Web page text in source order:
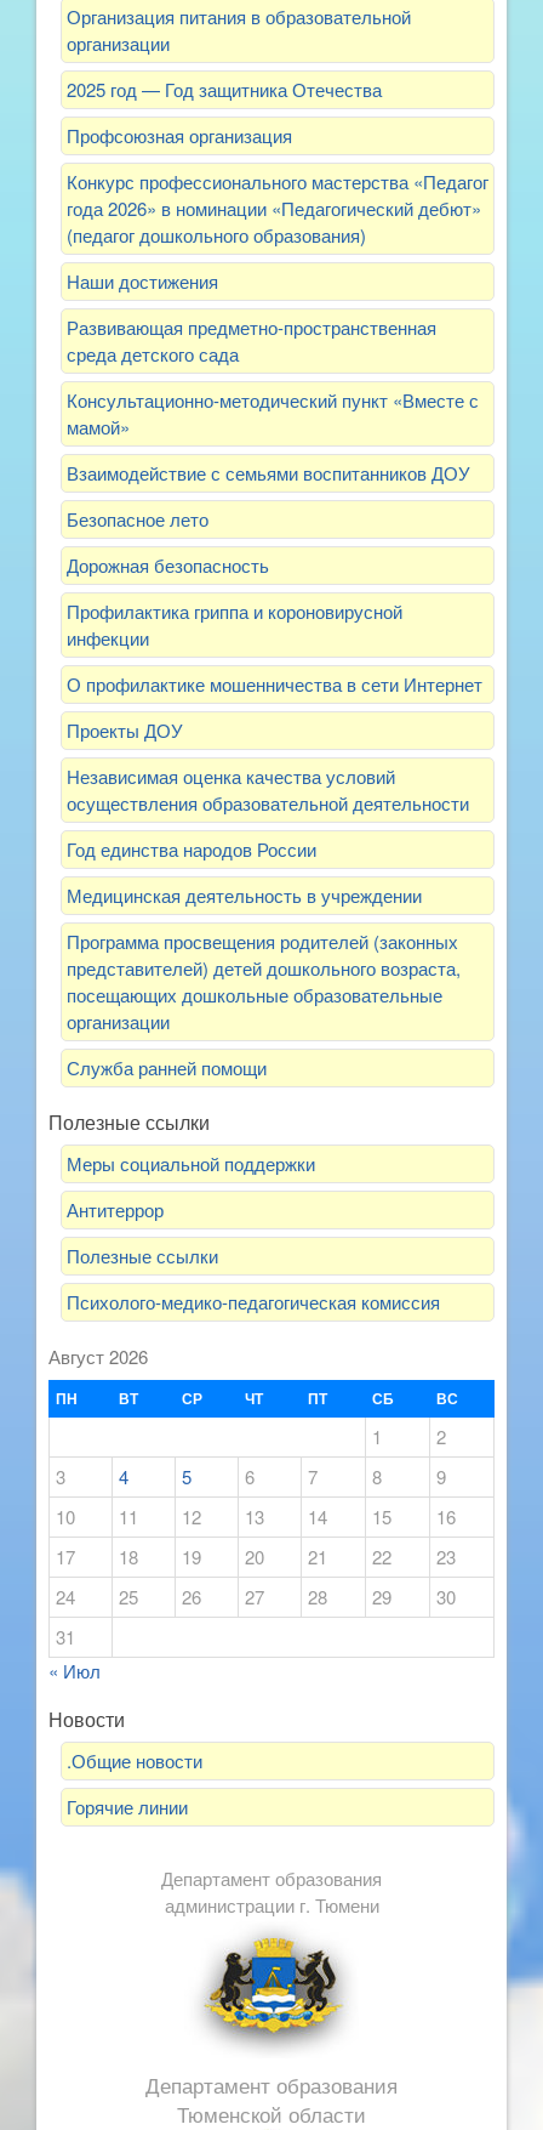
Организация питания в образовательной
организации
2025 год — Год защитника Отечества
Профсоюзная организация
Конкурс профессионального мастерства «Педагог
года 2026» в номинации «Педагогический дебют»
(педагог дошкольного образования)
Наши достижения
Развивающая предметно-пространственная
среда детского сада
Консультационно-методический пункт «Вместе с
мамой»
Взаимодействие с семьями воспитанников ДОУ
Безопасное лето
Дорожная безопасность
Профилактика гриппа и короновирусной
инфекции
О профилактике мошенничества в сети Интернет
Проекты ДОУ
Независимая оценка качества условий
осуществления образовательной деятельности
Год единства народов России
Медицинская деятельность в учреждении
Программа просвещения родителей (законных
представителей) детей дошкольного возраста,
посещающих дошкольные образовательные
организации
Служба ранней помощи
Полезные ссылки
Меры социальной поддержки
Антитеррор
Полезные ссылки
Психолого-медико-педагогическая комиссия
Август 2026
ПН ВТ СР ЧТ ПТ СБ ВС
1
2
3
4 5 6 7 8
9
10
11 12 13 14 15
16
17
18 19 20 21 22
23
24
25 26 27 28 29
30
31
« Июл
Новости
.Общие новости
Горячие линии
Департамент образования
администрации г. Тюмени
Департамент образования
Тюменской области